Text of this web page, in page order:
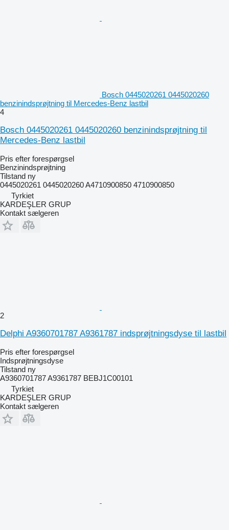
Bosch 0445020261 0445020260
benzinindsprøjtning til Mercedes-Benz lastbil
4
Bosch 0445020261 0445020260 benzinindsprøjtning til
Mercedes-Benz lastbil
Pris efter forespørgsel
Benzinindsprøjtning
Tilstand ny
0445020261 0445020260 A4710900850 4710900850
Tyrkiet
KARDEŞLER GRUP
Kontakt sælgeren
2
Delphi A9360701787 A9361787 indsprøjtningsdyse til lastbil
Pris efter forespørgsel
Indsprøjtningsdyse
Tilstand ny
A9360701787 A9361787 BEBJ1C00101
Tyrkiet
KARDEŞLER GRUP
Kontakt sælgeren